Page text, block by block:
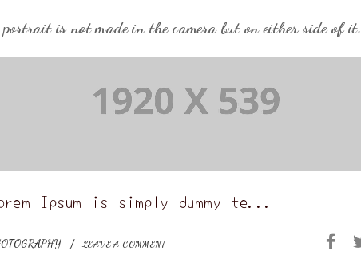
is not made in the camera but on either side of it.
Ipsum is simply dummy te...
LEAVE A COMMENT